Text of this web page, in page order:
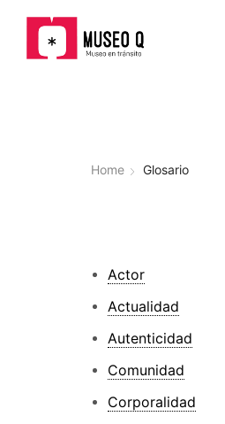
Home Glosario
Actor
Actualidad
Autenticidad
Comunidad
Corporalidad